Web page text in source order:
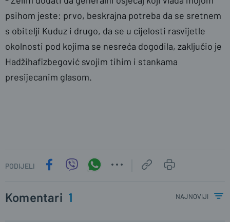
psihom jeste: prvo, beskrajna potreba da se sretnem
s obitelji Kuduz i drugo, da se u cijelosti rasvijetle
okolnosti pod kojima se nesreća dogodila, zaključio je
Hadžihafizbegović svojim tihim i stankama
presijecanim glasom.
PODIJELI
Komentari 1 najnoviji